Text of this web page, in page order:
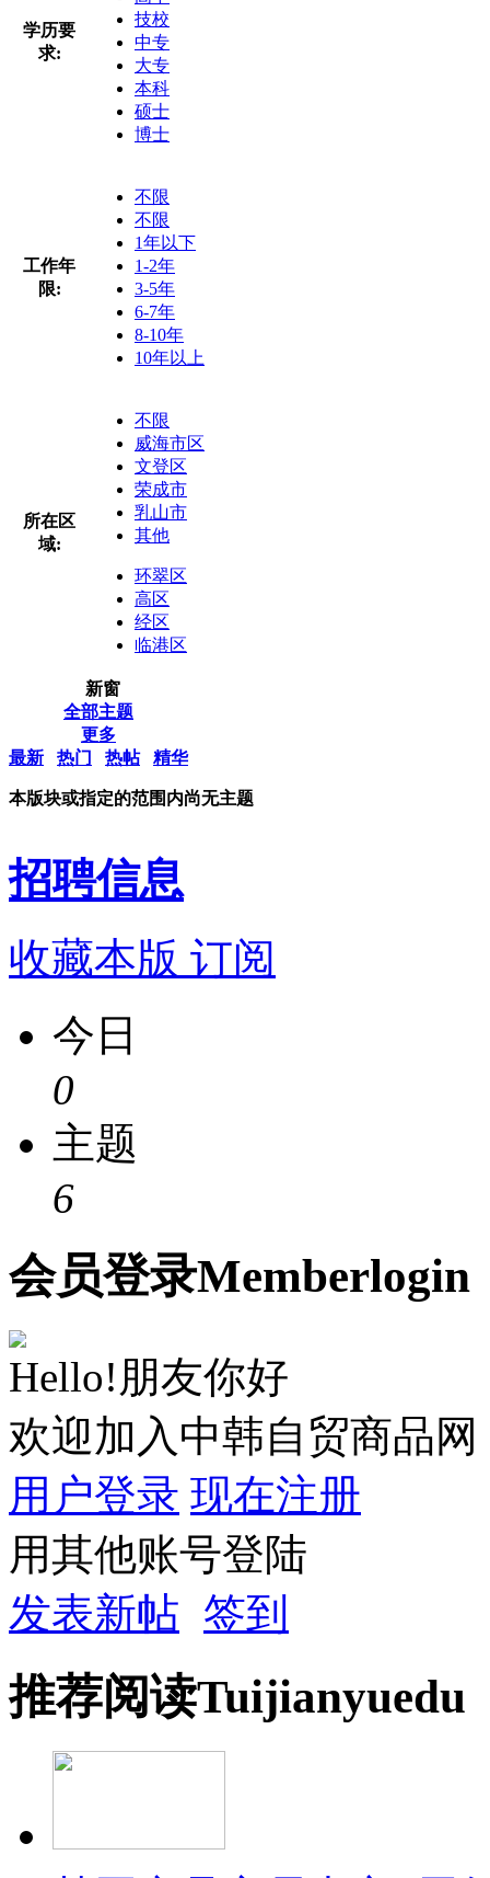
学历要
求:
技校
中专
大专
本科
硕士
博士
工作年
限:
不限
不限
1年以下
1-2年
3-5年
6-7年
8-10年
10年以上
所在区
域:
不限
威海市区
文登区
荣成市
乳山市
其他
环翠区
高区
经区
临港区
新窗
全部主题
更多
最新
热门 热帖 精华
本版块或指定的范围内尚无主题
招聘信息
收藏本版 订阅
今日
0
主题
6
会员登录Memberlogin
Hello!朋友你好
欢迎加入中韩自贸商品网
用户登录 现在注册
用其他账号登陆
发表新帖 签到
推荐阅读Tuijianyuedu